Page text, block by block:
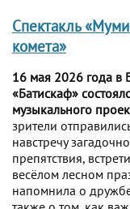
Спектакль
комета»
16 мая 2026 года в
«Батискаф»
музыкального
зрители
навстречу
препятствия,
весёлом лесном
напомнила о